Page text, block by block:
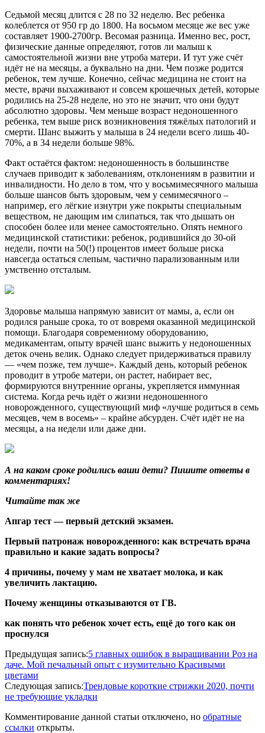
Седьмой месяц длится с 28 по 32 неделю. Вес ребенка
колеблется от 950 гр до 1800. На восьмом месяце же вес уже
составляет 1900-2700гр. Весомая разница. Именно вес, рост,
физические данные определяют, готов ли малыш к
самостоятельной жизни вне утроба матери. И тут уже счёт
идёт не на месяцы, а буквально на дни. Чем позже родится
ребенок, тем лучше. Конечно, сейчас медицина не стоит на
месте, врачи выхаживают и совсем крошечных детей, которые
родились на 25-28 неделе, но это не значит, что они будут
абсолютно здоровы. Чем меньше возраст недоношенного
ребенка, тем выше риск возникновения тяжёлых патологий и
смерти. Шанс выжить у малыша в 24 недели всего лишь 40-
70%, а в 34 недели больше 98%.
Факт остаётся фактом: недоношенность в большинстве
случаев приводит к заболеваниям, отклонениям в развитии и
инвалидности. Но дело в том, что у восьмимесячного малыша
больше шансов быть здоровым, чем у семимесячного –
например, его лёгкие изнутри уже покрыты специальным
веществом, не дающим им слипаться, так что дышать он
способен более или менее самостоятельно. Опять немного
медицинской статистики: ребенок, родившийся до 30-ой
недели, почти на 50(!) процентов имеет больше риска
навсегда остаться слепым, частично парализованным или
умственно отсталым.
Здоровье малыша напрямую зависит от мамы, а, если он
родился раньше срока, то от вовремя оказанной медицинской
помощи. Благодаря современному оборудованию,
медикаментам, опыту врачей шанс выжить у недоношенных
деток очень велик. Однако следует придерживаться правилу
— «чем позже, тем лучше». Каждый день, который ребенок
проводит в утробе матери, он растет, набирает вес,
формируются внутренние органы, укрепляется иммунная
система. Когда речь идёт о жизни недоношенного
новорожденного, существующий миф «лучше родиться в семь
месяцев, чем в восемь» – крайне абсурден. Счёт идёт не на
месяцы, а на недели или даже дни.
А на каком сроке родились ваши дети? Пишите ответы в
комментариях!
Читайте так же
Апгар тест — первый детский экзамен.
Первый патронаж новорожденного: как встречать врача
правильно и какие задать вопросы?
4 причины, почему у мам не хватает молока, и как
увеличить лактацию.
Почему женщины отказываются от ГВ.
как понять что ребенок хочет есть, ещё до того как он
проснулся
2020-
07-
16
Предыдущая запись:5 главных ошибок в выращивании Роз на
даче. Мой печальный опыт с изумительно Красивыми
цветами
Следующая запись:Трендовые короткие стрижки 2020, почти
не требующие укладки
Комментирование данной статьи отключено, но обратные
ссылки открыты.